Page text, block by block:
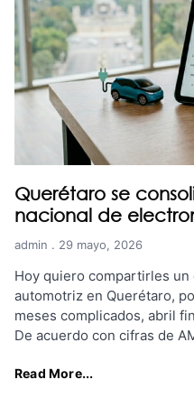
Querétaro se
nacional de
admin 29 mayo, 2026
Hoy quiero compartirles
automotriz en Querétaro,
meses complicados, abril
De acuerdo con cifras de
Read More...